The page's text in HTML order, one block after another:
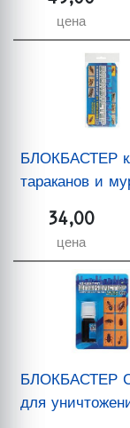
цена
БЛОКБАСТЕР
тараканов и
34,00
цена
БЛОКБАСТЕР
для